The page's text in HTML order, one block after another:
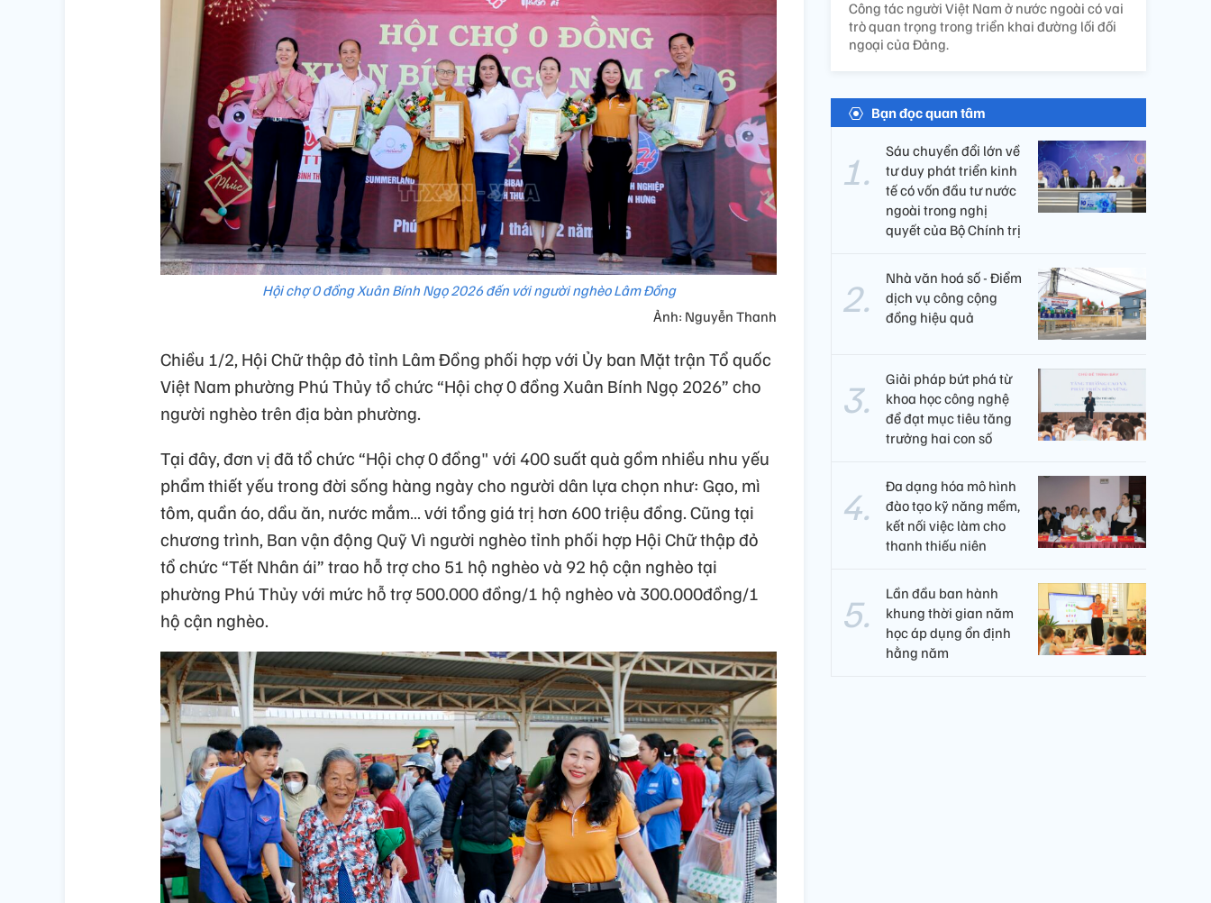
Hội chợ 0 đồng Xuân Bính Ngọ 2026 đến với người nghèo Lâm Đồng
Ảnh: Nguyễn Thanh
Chiều 1/2, Hội Chữ thập đỏ tỉnh Lâm Đồng phối hợp với Ủy ban Mặt trận Tổ quốc
Việt Nam phường Phú Thủy tổ chức “Hội chợ 0 đồng Xuân Bính Ngọ 2026” cho
người nghèo trên địa bàn phường.
Tại đây, đơn vị đã tổ chức “Hội chợ 0 đồng" với 400 suất quà gồm nhiều nhu yếu
phẩm thiết yếu trong đời sống hàng ngày cho người dân lựa chọn như: Gạo, mì
tôm, quần áo, dầu ăn, nước mắm… với tổng giá trị hơn 600 triệu đồng. Cũng tại
chương trình, Ban vận động Quỹ Vì người nghèo tỉnh phối hợp Hội Chữ thập đỏ
tổ chức “Tết Nhân ái” trao hỗ trợ cho 51 hộ nghèo và 92 hộ cận nghèo tại
phường Phú Thủy với mức hỗ trợ 500.000 đồng/1 hộ nghèo và 300.000đồng/1
hộ cận nghèo.
Công tác người Việt Nam ở nước ngoài có vai
trò quan trọng trong triển khai đường lối đối
ngoại của Đảng.
Bạn đọc quan tâm
Sáu chuyển đổi lớn về
tư duy phát triển kinh
tế có vốn đầu tư nước
ngoài trong nghị
quyết của Bộ Chính trị
Nhà văn hoá số - Điểm
dịch vụ công cộng
đồng hiệu quả
Giải pháp bứt phá từ
khoa học công nghệ
để đạt mục tiêu tăng
trưởng hai con số
Đa dạng hóa mô hình
đào tạo kỹ năng mềm,
kết nối việc làm cho
thanh thiếu niên
Lần đầu ban hành
khung thời gian năm
học áp dụng ổn định
hằng năm